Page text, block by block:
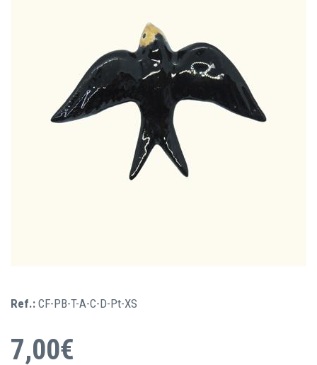
Ref.: CF-PB-T-A-C-D-Pt-XS
7,00€